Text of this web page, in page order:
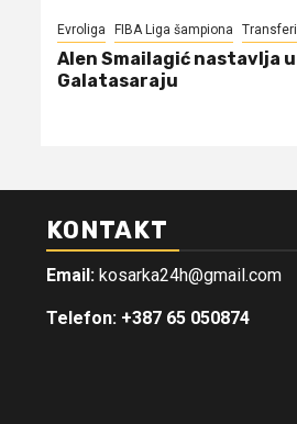
Evroliga FIBA Liga šampiona Transferi
Alen Smailagić nastavlja u
Galatasaraju
KONTAKT
Email: kosarka24h@gmail.com
Telefon: +387 65 050874